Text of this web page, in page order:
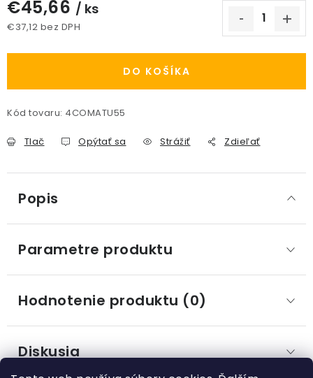
€45,66 / ks
€37,12 bez DPH
DO KOŠÍKA
Kód tovaru: 4COMATU55
Tlač Opýtať sa Strážiť Zdieľať
Popis
Parametre produktu
Hodnotenie produktu (0)
Diskusia